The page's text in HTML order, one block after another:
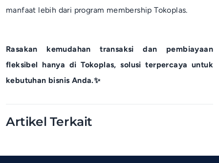
manfaat lebih dari program membership Tokoplas.
Rasakan kemudahan transaksi dan pembiayaan
fleksibel hanya di Tokoplas, solusi terpercaya untuk
kebutuhan bisnis Anda.✨
Artikel Terkait